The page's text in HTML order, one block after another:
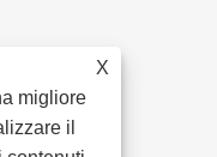
X
migliore
il